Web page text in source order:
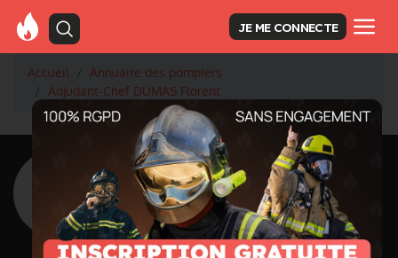
JE ME CONNECTE
Accueil
Annuaire des pompiers
Adjudant-Chef DUMAS Florent
<Retour à la liste des pompiers
DUMAS Florent
Grade : Adjudant-Chef